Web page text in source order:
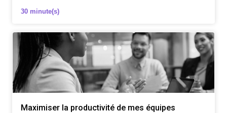
30 minute(s)
Maximiser la productivité de mes équipes